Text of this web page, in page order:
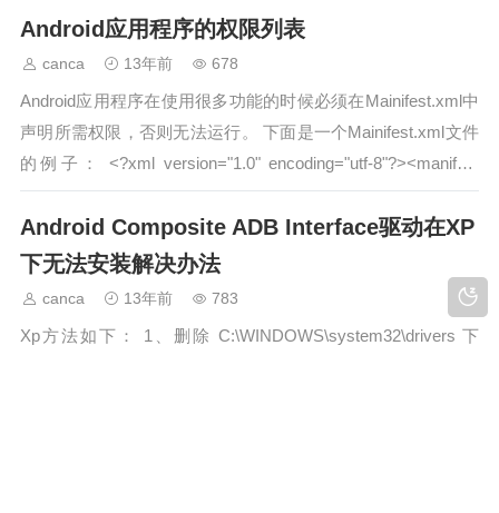
应用粮仓来…
Android应用程序的权限列表
canca 13年前 678
Android应用程序在使用很多功能的时候必须在Mainifest.xml中
声明所需权限，否则无法运行。 下面是一个Mainifest.xml文件
的例子： <?xml version="1.0" encoding="utf-8"?><manifest
xmlns:android=…
Android Composite ADB Interface驱动在XP
下无法安装解决办法
canca 13年前 783
Xp方法如下： 1、删除 C:\WINDOWS\system32\drivers 下